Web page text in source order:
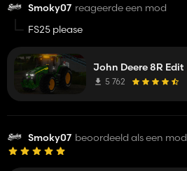
Smoky07 reageerde een mod
FS25 please
John Deere 8R Edit
5 762
Smoky07 beoordeeld als een mod